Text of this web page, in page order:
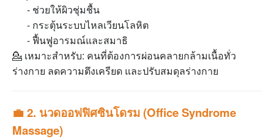
- ช่วยให้ผิวชุ่มชื้น
- กระตุ้นระบบไหลเวียนโลหิต
- ฟื้นฟูอารมณ์และสมาธิ
💁 เหมาะสำหรับ: คนที่ต้องการผ่อนคลายกล้ามเนื้อทั่ว
ร่างกาย ลดความตึงเครียด และปรับสมดุลร่างกาย
💼 2. นวดออฟฟิศซินโดรม (Office Syndrome
Massage)